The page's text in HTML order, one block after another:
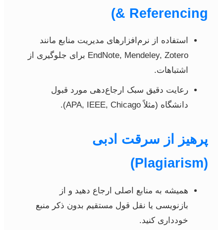
& Referencing)
استفاده از نرم‌افزارهای مدیریت منابع مانند
EndNote, Mendeley, Zotero برای جلوگیری از
اشتباهات.
رعایت دقیق سبک ارجاع‌دهی مورد قبول
دانشگاه (مثلاً APA, IEEE, Chicago).
پرهیز از سرقت ادبی
(Plagiarism)
همیشه به منابع اصلی ارجاع دهید و از
بازنویسی یا نقل قول مستقیم بدون ذکر منبع
خودداری کنید.